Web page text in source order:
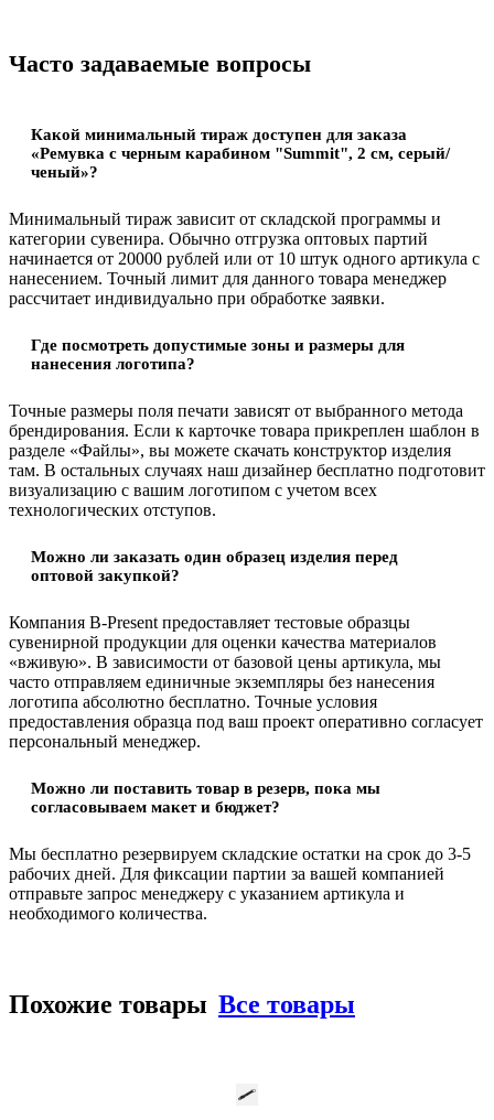
Часто задаваемые вопросы
Какой минимальный тираж доступен для заказа
«Ремувка с черным карабином "Summit", 2 см, серый/
ченый»?
Минимальный тираж зависит от складской программы и
категории сувенира. Обычно отгрузка оптовых партий
начинается от 20000 рублей или от 10 штук одного артикула с
нанесением. Точный лимит для данного товара менеджер
рассчитает индивидуально при обработке заявки.
Где посмотреть допустимые зоны и размеры для
нанесения логотипа?
Точные размеры поля печати зависят от выбранного метода
брендирования. Если к карточке товара прикреплен шаблон в
разделе «Файлы», вы можете скачать конструктор изделия
там. В остальных случаях наш дизайнер бесплатно подготовит
визуализацию с вашим логотипом с учетом всех
технологических отступов.
Можно ли заказать один образец изделия перед
оптовой закупкой?
Компания B-Present предоставляет тестовые образцы
сувенирной продукции для оценки качества материалов
«вживую». В зависимости от базовой цены артикула, мы
часто отправляем единичные экземпляры без нанесения
логотипа абсолютно бесплатно. Точные условия
предоставления образца под ваш проект оперативно согласует
персональный менеджер.
Можно ли поставить товар в резерв, пока мы
согласовываем макет и бюджет?
Мы бесплатно резервируем складские остатки на срок до 3-5
рабочих дней. Для фиксации партии за вашей компанией
отправьте запрос менеджеру с указанием артикула и
необходимого количества.
Похожие товары Все товары